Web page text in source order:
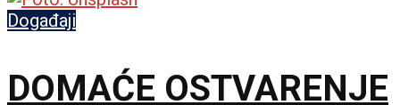
Događaji
DOMAĆE OSTVARENJE